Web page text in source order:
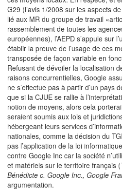
G29 (l’avis 1/2008 sur les aspects
lié aux MR du groupe de travail
rassemblement de toutes les
européennes), l’AEPD s’appuie sur
établir la preuve de l’usage de ces
transposée de façon variable en
Refusant de dévoiler la localisation
raisons concurrentielles, Google
ne s’effectue pas à partir d’un pays
que si la CJUE se rallie à
notion de moyens, alors cela
seraient soumis aux lois et
hébergeant leurs services
nationales, comme la décision du
pas l’application de la loi
contre Google Inc car la société
et matériels sur le territoire français (
Bénédicte c. Google Inc., Google
argumentation.